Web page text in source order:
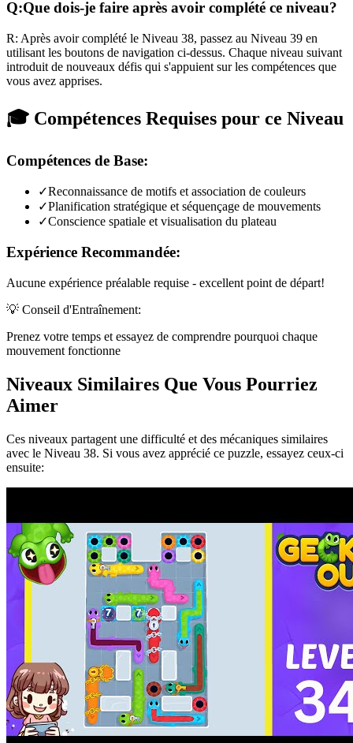
Q:Que dois-je faire après avoir complété ce niveau?
R: Après avoir complété le Niveau 38, passez au Niveau 39 en
utilisant les boutons de navigation ci-dessus. Chaque niveau suivant
introduit de nouveaux défis qui s'appuient sur les compétences que
vous avez apprises.
🎓 Compétences Requises pour ce Niveau
Compétences de Base:
✓Reconnaissance de motifs et association de couleurs
✓Planification stratégique et séquençage de mouvements
✓Conscience spatiale et visualisation du plateau
Expérience Recommandée:
Aucune expérience préalable requise - excellent point de départ!
💡 Conseil d'Entraînement:
Prenez votre temps et essayez de comprendre pourquoi chaque
mouvement fonctionne
Niveaux Similaires Que Vous Pourriez
Aimer
Ces niveaux partagent une difficulté et des mécaniques similaires
avec le Niveau 38. Si vous avez apprécié ce puzzle, essayez ceux-ci
ensuite: